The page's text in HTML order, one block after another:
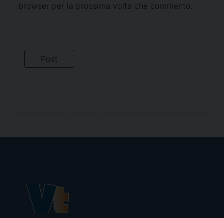
browser per la prossima volta che commento.